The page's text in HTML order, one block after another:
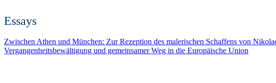
Essays
Zwischen Athen und München: Zur Rezeption des malerischen Schaffens von
Vergangenheitsbewältigung und gemeinsamer Weg in die Europäische Union